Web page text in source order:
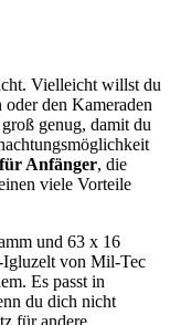
Vielleicht willst du
den Kameraden
genug, damit du
Anfänger, die
viele Vorteile
und 63 x 16
Igluzelt von Mil-Tec
Es passt in
du dich nicht
für andere